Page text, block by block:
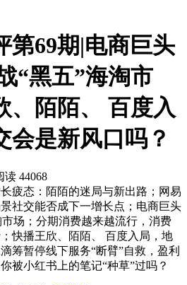
第69期|电商巨头
“黑五”海淘市
、陌陌、 百度入
会是新风口吗？
读 44068
疲态：陌陌的迷局与新出路；网易
社交能否成下一增长点；电商巨头
场；分期消费越来越流行，消费
快播王欣、陌陌、 百度入局，地
筹暂停线下服务“断臂”自救，盈利
被小红书上的笔记“种草”过吗？